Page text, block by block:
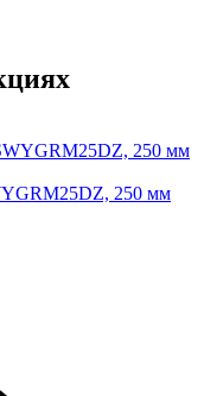
250 мм